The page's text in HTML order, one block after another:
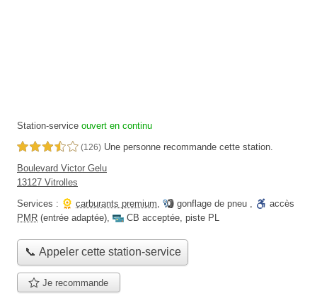
Station-service ouvert en continu
3,5 étoiles sur 5 (126) Une personne recommande cette station.
Boulevard Victor Gelu
13127 Vitrolles
Services :
carburants premium, gonflage de pneu ,
accès
PMR (entrée adaptée), CB acceptée, piste PL
📞 Appeler cette station-service
Je recommande